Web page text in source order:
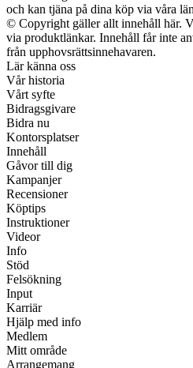
och kan tjäna på dina köp via våra
© Copyright gäller allt innehåll här.
via produktlänkar. Innehåll får inte
från upphovsrättsinnehavaren.
Lär känna oss
Vår historia
Vårt syfte
Bidragsgivare
Bidra nu
Kontorsplatser
Innehåll
Gåvor till dig
Kampanjer
Recensioner
Köptips
Instruktioner
Videor
Info
Stöd
Felsökning
Input
Karriär
Hjälp med info
Medlem
Mitt område
Arrangemang